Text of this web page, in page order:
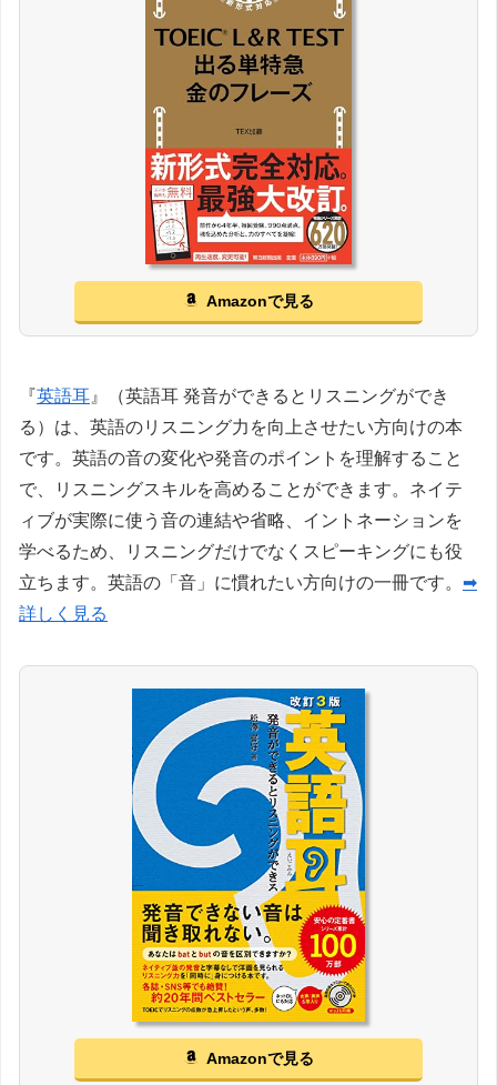
Amazonで見る
『英語耳 』（英語耳 発音ができるとリスニングができ
る）は、英語のリスニング力を向上させたい方向けの本
です。英語の音の変化や発音のポイントを理解すること
で、リスニングスキルを高めることができます。ネイテ
ィブが実際に使う音の連結や省略、イントネーションを
学べるため、リスニングだけでなくスピーキングにも役
立ちます。英語の「音」に慣れたい方向けの一冊です。 ➡
詳しく見る
Amazonで見る